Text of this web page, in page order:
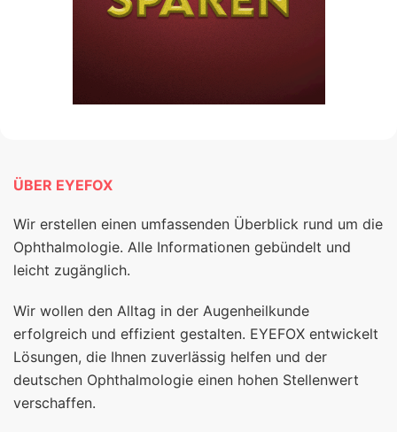
ÜBER EYEFOX
Wir erstellen einen umfassenden Überblick rund um die
Ophthalmologie. Alle Informationen gebündelt und
leicht zugänglich.
Wir wollen den Alltag in der Augenheilkunde
erfolgreich und effizient gestalten. EYEFOX entwickelt
Lösungen, die Ihnen zuverlässig helfen und der
deutschen Ophthalmologie einen hohen Stellenwert
verschaffen.